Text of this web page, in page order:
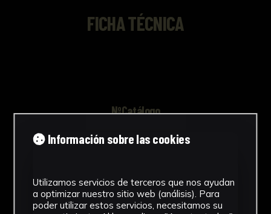
FICHA TÉCNICA
NºCatálogo
FHEB-03879
Muestra Botánica
Cronología
Información sobre las cookies
Utilizamos servicios de terceros que nos ayudan
a optimizar nuestro sitio web (análisis). Para
poder utilizar estos servicios, necesitamos su